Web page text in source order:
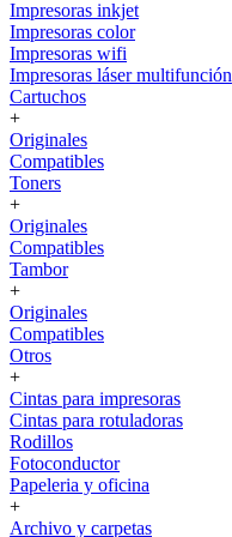
Impresoras inkjet
Impresoras color
Impresoras wifi
Impresoras láser multifunción
Cartuchos
+
Originales
Compatibles
Toners
+
Originales
Compatibles
Tambor
+
Originales
Compatibles
Otros
+
Cintas para impresoras
Cintas para rotuladoras
Rodillos
Fotoconductor
Papeleria y oficina
+
Archivo y carpetas